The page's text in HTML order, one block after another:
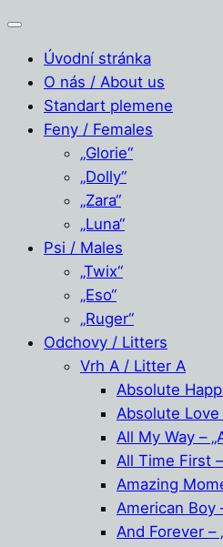
Úvodní stránka
O nás / About us
Standart plemene
Feny / Females
„Glorie“
„Dolly“
„Zara“
„Luna“
Psi / Males
„Twix“
„Eso“
„Ruger“
Odchovy / Litters
Vrh A / Litter A
Absolute
Absolute Love
All My Way –
All Time First –
Amazing
American Boy
And Forever –